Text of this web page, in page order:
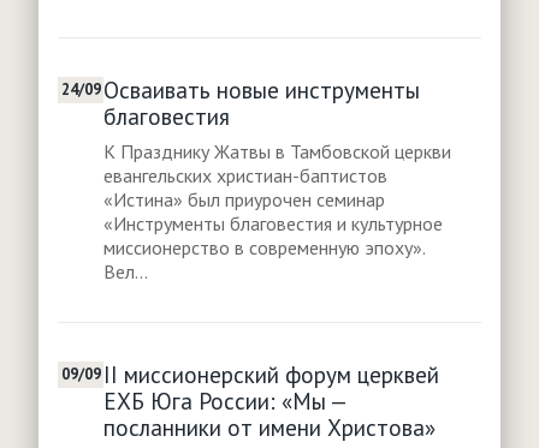
24/09 Осваивать новые инструменты
благовестия
К Празднику Жатвы в Тамбовской церкви
евангельских христиан-баптистов
«Истина» был приурочен семинар
«Инструменты благовестия и культурное
миссионерство в современную эпоху».
Вел...
09/09 II миссионерский форум церквей
ЕХБ Юга России: «Мы —
посланники от имени Христова»